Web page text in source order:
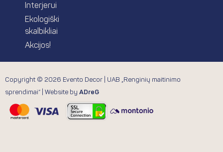
Interjerui
Ekologiški
skalbikliai
Akcijos!
Copyright © 2026 Evento Decor | UAB „Renginių maitinimo
sprendimai“ | Website by ADreG